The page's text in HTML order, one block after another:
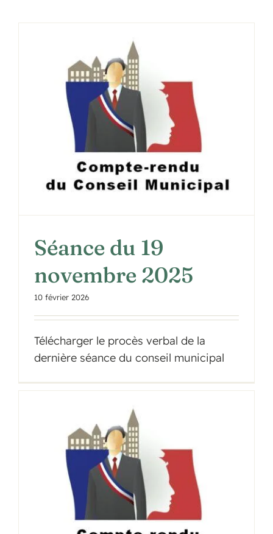
Séance du 19
novembre 2025
10 février 2026
Télécharger le procès verbal de la
dernière séance du conseil municipal